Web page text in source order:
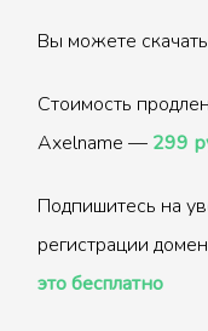
Вы можете
Стоимость
Axelname — 299
Подпишитесь на
регистрации
это бесплатно